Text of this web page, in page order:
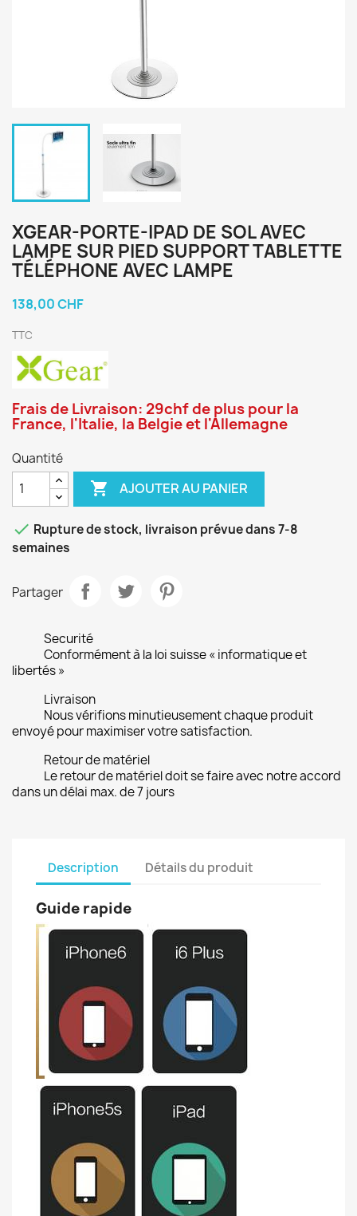
XGEAR-PORTE-IPAD DE SOL AVEC
LAMPE SUR PIED SUPPORT TABLETTE
TÉLÉPHONE AVEC LAMPE
138,00 CHF
TTC
Frais de Livraison: 29chf de plus pour la
France, l'Italie, la Belgie et l'Allemagne
Quantité
 AJOUTER AU PANIER
 Rupture de stock, livraison prévue dans 7-8
semaines
Partager
Securité
Conformément à la loi suisse « informatique et
libertés »
Livraison
Nous vérifions minutieusement chaque produit
envoyé pour maximiser votre satisfaction.
Retour de matériel
Le retour de matériel doit se faire avec notre accord
dans un délai max. de 7 jours
Description Détails du produit
Guide rapide